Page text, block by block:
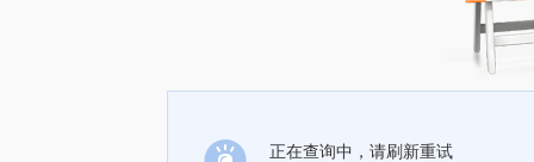
正在查询中，请刷新重试